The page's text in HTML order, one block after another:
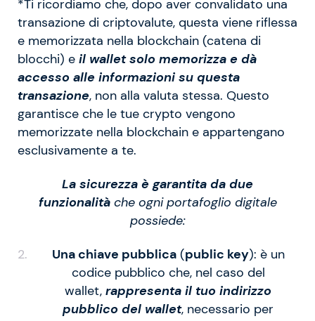
*Ti ricordiamo che, dopo aver convalidato una
transazione di criptovalute, questa viene riflessa
e memorizzata nella blockchain (catena di
blocchi) e il wallet solo memorizza e dà
accesso alle informazioni su questa
transazione, non alla valuta stessa. Questo
garantisce che le tue crypto vengono
memorizzate nella blockchain e appartengano
esclusivamente a te.
La sicurezza è garantita da due
funzionalità che ogni portafoglio digitale
possiede:
Una chiave pubblica(public key): è un
codice pubblico che, nel caso del
wallet,rappresenta il tuo indirizzo
pubblico del wallet, necessario per